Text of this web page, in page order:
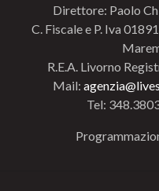
Direttore: Paolo
C. Fiscale e P. Iva
R.E.A. Livorno
Mail:
Tel: